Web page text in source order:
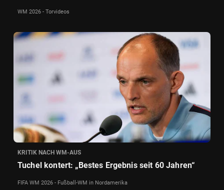
WM 2026 - Torvideos
KRITIK NACH WM-AUS
Tuchel kontert: „Bestes Ergebnis seit 60 Jahren“
FIFA WM 2026 - Fußball-WM in Nordamerika